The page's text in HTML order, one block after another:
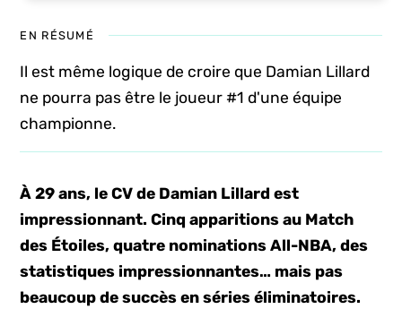
EN RÉSUMÉ
Il est même logique de croire que Damian Lillard
ne pourra pas être le joueur #1 d'une équipe
championne.
À 29 ans, le CV de Damian Lillard est
impressionnant. Cinq apparitions au Match
des Étoiles, quatre nominations All-NBA, des
statistiques impressionnantes… mais pas
beaucoup de succès en séries éliminatoires.